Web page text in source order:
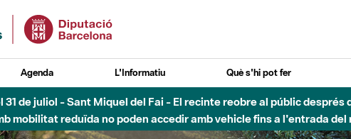
Agenda L'Informatiu Què s'hi pot fer
6 d'agost - Parc Fluvial Besòs - Activació de la Fase d'Alerta del
Tancats els accessos al Parc.